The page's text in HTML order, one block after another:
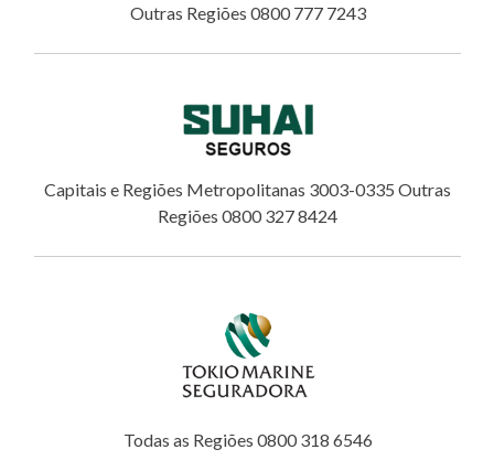
Outras Regiões 0800 777 7243
Capitais e Regiões Metropolitanas 3003-0335 Outras
Regiões 0800 327 8424
Todas as Regiões 0800 318 6546